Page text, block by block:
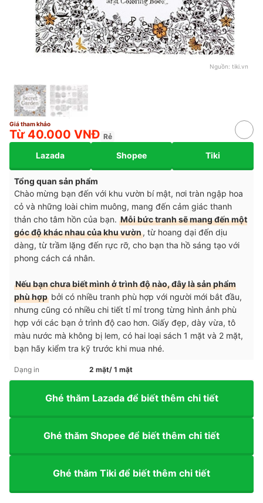
Nguồn: tiki.vn
Giá tham khảo
Từ 40.000 VNĐ Rẻ
Lazada Shopee Tiki
Tổng quan sản phẩm
Chào mừng bạn đến với khu vườn bí mật, nơi tràn ngập hoa
cỏ và những loài chim muông, mang đến cảm giác thanh
thản cho tâm hồn của bạn. Mỗi bức tranh sẽ mang đến một
góc độ khác nhau của khu vườn, từ hoang dại đến dịu
dàng, từ trầm lặng đến rực rỡ, cho bạn tha hồ sáng tạo với
phong cách cá nhân.
Nếu bạn chưa biết mình ở trình độ nào, đây là sản phẩm
phù hợp bởi có nhiều tranh phù hợp với người mới bắt đầu,
nhưng cũng có nhiều chi tiết tỉ mỉ trong từng hình ảnh phù
hợp với các bạn ở trình độ cao hơn. Giấy đẹp, dày vừa, tô
màu nước mà không bị lem, có hai loại sách 1 mặt và 2 mặt,
bạn hãy kiểm tra kỹ trước khi mua nhé.
Dạng in 2 mặt/ 1 mặt
Ghé thăm Lazada để biết thêm chi tiết
Ghé thăm Shopee để biết thêm chi tiết
Ghé thăm Tiki để biết thêm chi tiết